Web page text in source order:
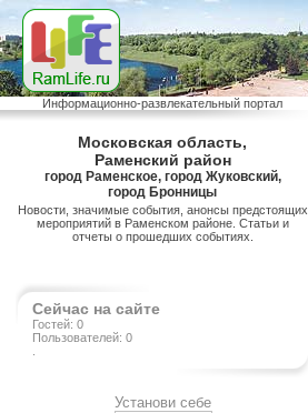
Информационно-развлекательный портал
Московская область,
Раменский район
город Раменское, город Жуковский,
город Бронницы
Новости, значимые события, анонсы предстоящих
мероприятий в Раменском районе. Статьи и
отчеты о прошедших событиях.
Сейчас на сайте
Гостей: 0
Пользователей: 0
Установи себе